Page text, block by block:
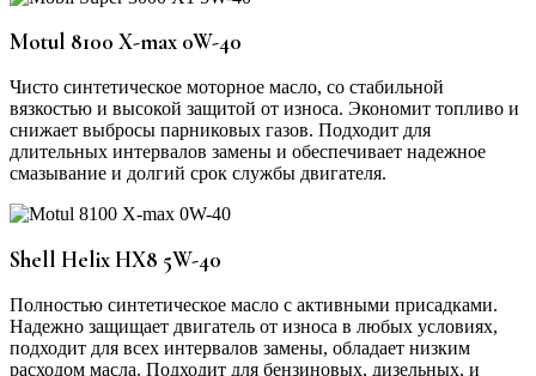
Motul 8100 X-max 0W-40
Чисто синтетическое моторное масло, со стабильной
вязкостью и высокой защитой от износа. Экономит топливо и
снижает выбросы парниковых газов. Подходит для
длительных интервалов замены и обеспечивает надежное
смазывание и долгий срок службы двигателя.
Shell Helix HX8 5W-40
Полностью синтетическое масло с активными присадками.
Надежно защищает двигатель от износа в любых условиях,
подходит для всех интервалов замены, обладает низким
расходом масла. Подходит для бензиновых, дизельных, и